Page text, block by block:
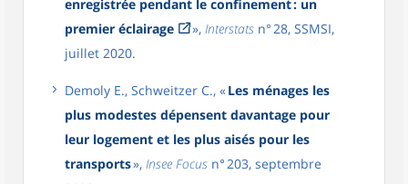
enregistrée pendant le confinement : un
premier éclairage
», Interstats n° 28, SSMSI,
juillet 2020.
Demoly E., Schweitzer C., «Les ménages les
plus modestes dépensent davantage pour
leur logement et les plus aisés pour les
transports», Insee Focus n° 203, septembre